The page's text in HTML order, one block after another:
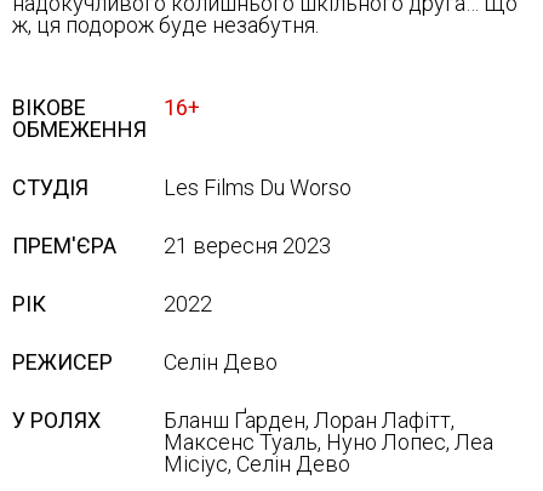
ж, ця подорож буде незабутня.
ВІКОВЕ
ОБМЕЖЕННЯ
16+
СТУДІЯ Les Films Du Worso
ПРЕМ'ЄРА 21 вересня 2023
РІК 2022
РЕЖИСЕР Селін Дево
У РОЛЯХ
Бланш Ґарден, Лоран Лафітт,
Максенс Туаль, Нуно Лопес, Леа
Місіус, Селін Дево